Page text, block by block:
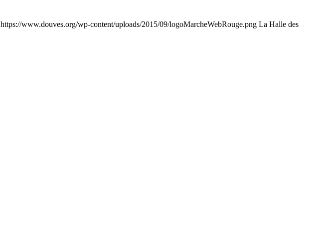
https://www.douves.org/wp-content/uploads/2015/09/logoMarcheWebRouge.png La Halle des